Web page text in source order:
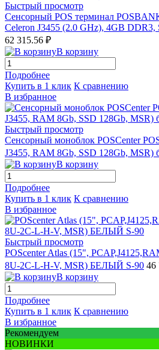
Быстрый просмотр
Сенсорный POS терминал
Celeron J3455 (2.0 GHz), 4GB DDR3,
62 315.56 ₽
В корзину
Подробнее
Купить в 1 клик К сравнению
В избранное
Быстрый просмотр
Сенсорный моноблок POSCenter
J3455, RAM 8Gb, SSD 128Gb, MSR)
В корзину
Подробнее
Купить в 1 клик К сравнению
В избранное
Быстрый просмотр
POScenter Atlas (15",
8U-2C-L-H-V, MSR) БЕЛЫЙ S-90 46
В корзину
Подробнее
Купить в 1 клик К сравнению
В избранное
Рекомендуем
НОВИНКИ